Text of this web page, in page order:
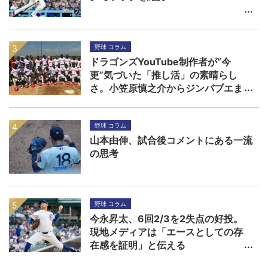
野球 コラム
ドラゴンズYouTube制作者が“今
更”気づいた「推し活」の素晴らし
さ。小笠原慎之介からジンバブエま
野球 コラム
山本由伸、試合後コメントにある一流
の思考
野球 コラム
今永昇太、6回2/3を2失点の好投。
現地メディアは「エースとしての存
在感を証明」と伝える